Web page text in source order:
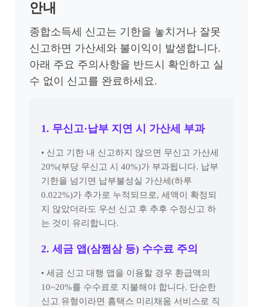
안내
종합소득세 신고는 기한을 놓치거나 잘못
신고하면 가산세와 불이익이 발생합니다.
아래 주요 주의사항을 반드시 확인하고 실
수 없이 신고를 완료하세요.
1. 무신고·납부 지연 시 가산세 부과
• 신고 기한 내 신고하지 않으면 무신고 가산세
20%(부당 무신고 시 40%)가 부과됩니다. 납부
기한을 넘기면 납부불성실 가산세(하루
0.022%)가 추가로 누적되므로, 세액이 확정되
지 않았더라도 우선 신고 후 추후 수정신고 하
는 것이 유리합니다.
2. 세금 앱(삼쩜삼 등) 수수료 주의
• 세금 신고 대행 앱을 이용할 경우 환급액의
10~20%를 수수료로 지불해야 합니다. 단순한
신고 유형이라면 홈택스 미리채움 서비스로 직